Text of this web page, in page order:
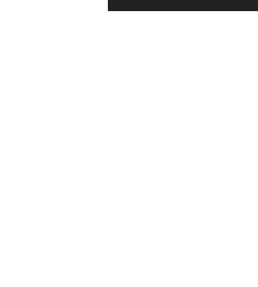
plików